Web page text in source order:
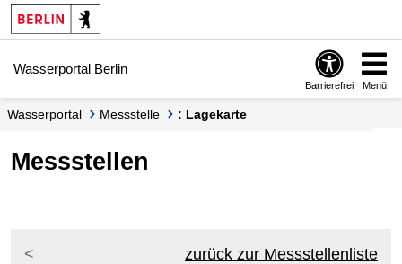
Springe zur Navigation
Springe zum Inhalt
Wasserportal Berlin
Barrierefrei Menü
Wasserportal Messstelle : Lagekarte
Messstellen
zurück zur Messstellenliste